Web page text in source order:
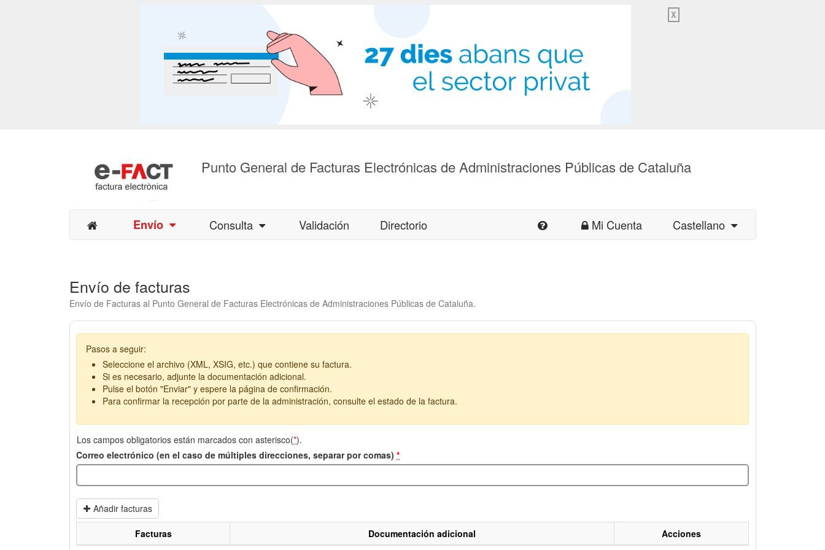
X
Punto General de Facturas Electrónicas de Administraciones Públicas de Cataluña
Envío Consulta Validación Directorio Mi Cuenta Castellano
Envío de facturas
Envío de Facturas al Punto General de Facturas Electrónicas de Administraciones Públicas de Cataluña.
Pasos a seguir:
Seleccione el archivo (XML, XSIG, etc.) que contiene su factura.
Si es necesario, adjunte la documentación adicional.
Pulse el botón "Enviar" y espere la página de confirmación.
Para confirmar la recepción por parte de la administración, consulte el estado de la factura.
Los campos obligatorios están marcados con asterisco(*).
Correo electrónico (en el caso de múltiples direcciones, separar por comas) *
Añadir facturas
Facturas Documentación adicional Acciones